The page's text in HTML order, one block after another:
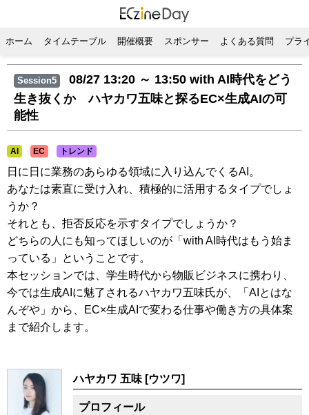
ホーム タイムテーブル 開催概要 スポンサー よくある質問 プラ
Session5 08/27 13:20 ～ 13:50 with AI時代をどう
生き抜くか ハヤカワ五味と探るEC×生成AIの可
能性
AI EC トレンド
日に日に業務のあらゆる領域に入り込んでくるAI。
あなたは素直に受け入れ、積極的に活用するタイプでしょ
うか？
それとも、拒否反応を示すタイプでしょうか？
どちらの人にも知ってほしいのが「with AI時代はもう始ま
っている」ということです。
本セッションでは、学生時代から物販ビジネスに携わり、
今では生成AIに魅了されるハヤカワ五味氏が、「AIとはな
んぞや」から、EC×生成AIで変わる仕事や働き方の具体案
まで紹介します。
ハヤカワ 五味 [ウツワ]
プロフィール